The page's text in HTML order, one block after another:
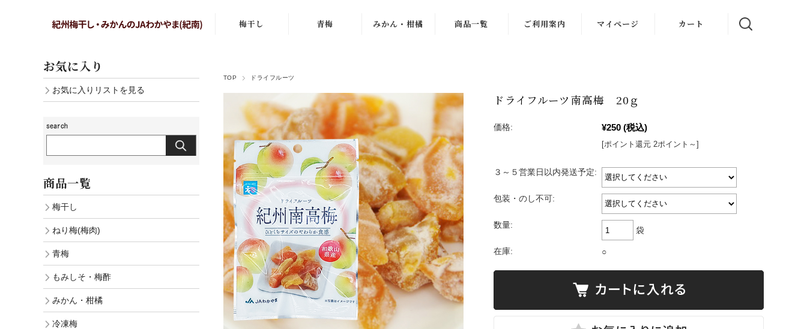
梅干し
はちみつ梅
しそ漬梅
かつお梅
こりゃ梅え
白干し梅
あまみのこつぶ
しそ漬小梅
白干し小梅
ギフト
訳あり梅干し
青梅
小梅
パープルクィー
パープルキング
もみしそ・梅酢
冷凍梅
みかん・柑橘
紀南みかん
「天」
木熟みかん
じゃばら
木熟みかん
「天」
木熟みかん「極
天」
レモン
越冬木熟みかん
「紀州一番」
商品一覧
みかん
冷凍梅
ドライフルーツ
ジュース・お茶
梅エキス
梅のお菓子
梅ゼリー
梅の実
もみしそ・梅酢
ご利用案内 マイページ カート
TOP ドライフルーツ
ドライフルーツ南高梅 20ｇ
価格: ¥250 (税込)
[ポイント還元 2ポイント～]
３～５営業日以内発送予定:
包装・のし不可:
数量:
袋
在庫: ○
お気に入り
お気に入りリストを見る
商品一覧
梅干し
ねり梅(梅肉)
青梅
もみしそ・梅酢
みかん・柑橘
冷凍梅